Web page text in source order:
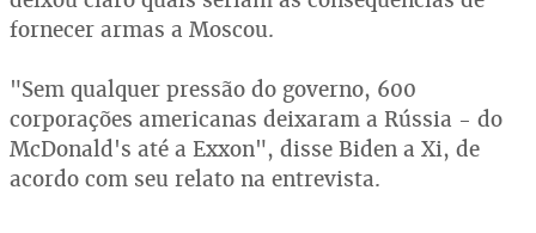
fornecer armas a Moscou.
"Sem qualquer pressão do governo, 600
corporações americanas deixaram a Rússia - do
McDonald's até a Exxon", disse Biden a Xi, de
acordo com seu relato na entrevista.